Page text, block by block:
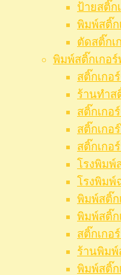
ป้ายสติ๊ก
พิมพ์สติ๊ก
ตัดสติ๊กเ
พิมพ์สติ๊กเกอร์
สติ๊กเกอ
ร้านทำส
สติ๊กเกอ
สติ๊กเกอ
สติ๊กเกอ
โรงพิมพ์
โรงพิมพ์
พิมพ์สติ๊ก
พิมพ์สติ๊ก
สติ๊กเกอ
ร้านพิมพ์
พิมพ์สติ๊ก